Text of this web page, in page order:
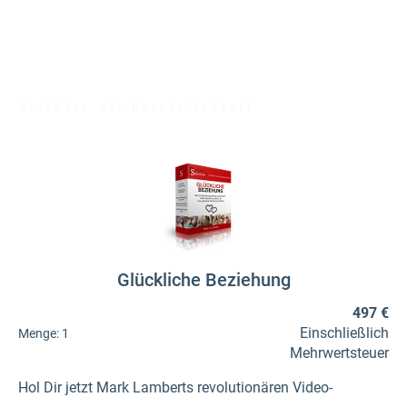
Glückliche Beziehung
Menge: 1
497 €
Einschließlich
Mehrwertsteuer
Hol Dir jetzt Mark Lamberts revolutionären Video-